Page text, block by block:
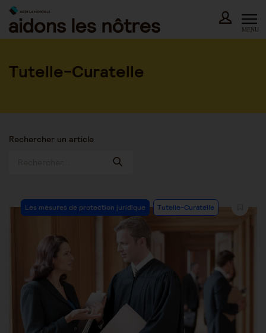
Skip
content
MENU
Tutelle-Curatelle
Rechercher un article
Post
Category:
Les mesures de protection juridique Tutelle-Curatelle